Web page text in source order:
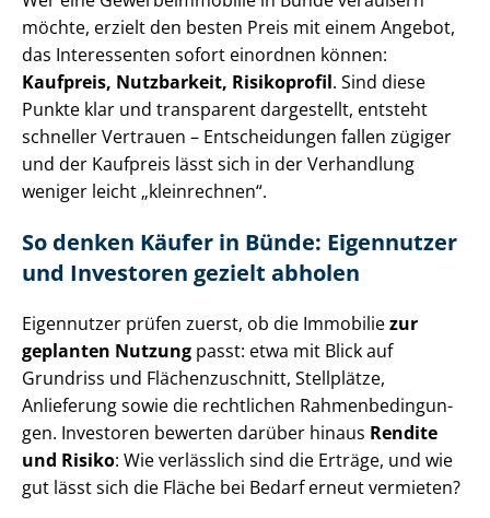
möchte, erzielt den besten Preis mit einem Angebot,
das Interessenten sofort einordnen können:
Kaufpreis, Nutzbarkeit, Risikoprofil. Sind diese
Punkte klar und transparent dargestellt, entsteht
schneller Vertrauen – Entscheidungen fallen zügiger
und der Kaufpreis lässt sich in der Verhandlung
weniger leicht „kleinrechnen“.
So denken Käufer in Bünde: Eigennutzer
und Investoren gezielt abholen
Eigennutzer prüfen zuerst, ob die Immobiliezur
geplanten Nutzung passt: etwa mit Blick auf
Grundriss und Flä­chen­zu­schnitt, Stellplätze,
Anlieferung sowie die rechtlichen Rah­men­be­din­gun­
gen. Investoren bewerten darüber hinaus Rendite
und Risiko: Wie verlässlich sind die Erträge, und wie
gut lässt sich die Fläche bei Bedarf erneut vermieten?